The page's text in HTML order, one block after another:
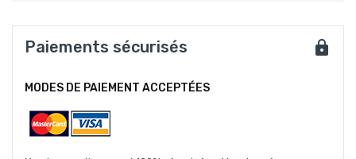
Paiements sécurisés
MODES DE PAIEMENT ACCEPTÉES